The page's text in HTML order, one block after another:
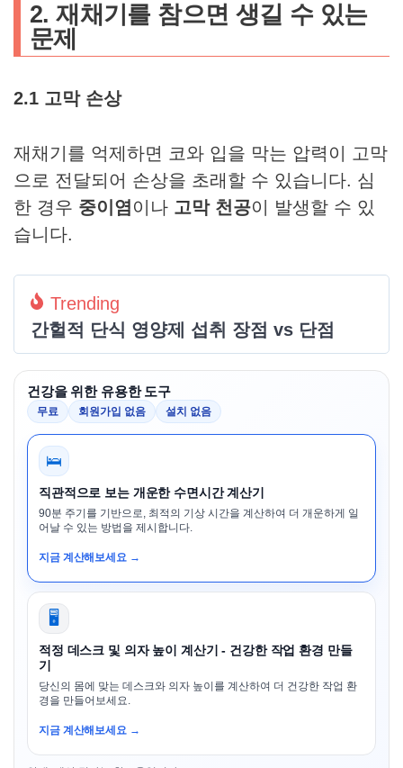
2. 재채기를 참으면 생길 수 있는
문제
2.1 고막 손상
재채기를 억제하면 코와 입을 막는 압력이 고막
으로 전달되어 손상을 초래할 수 있습니다. 심
한 경우 중이염 이나 고막 천공이 발생할 수 있
습니다.
Trending
간헐적 단식 영양제 섭취 장점 vs 단점
건강을 위한 유용한 도구
무료 회원가입 없음 설치 없음
🛌
직관적으로 보는 개운한 수면시간 계산기
90분 주기를 기반으로, 최적의 기상 시간을 계산하여 더 개운하게 일
어날 수 있는 방법을 제시합니다.
지금 계산해보세요 →
🖥️
적정 데스크 및 의자 높이 계산기 - 건강한 작업 환경 만들
기
당신의 몸에 맞는 데스크와 의자 높이를 계산하여 더 건강한 작업 환
경을 만들어보세요.
지금 계산해보세요 →